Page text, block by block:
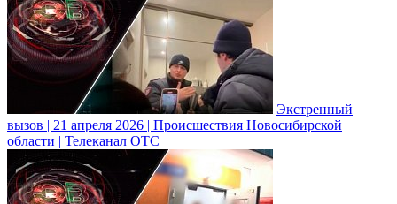
Экстренный
вызов | 21 апреля 2026 | Происшествия Новосибирской
области | Телеканал ОТС